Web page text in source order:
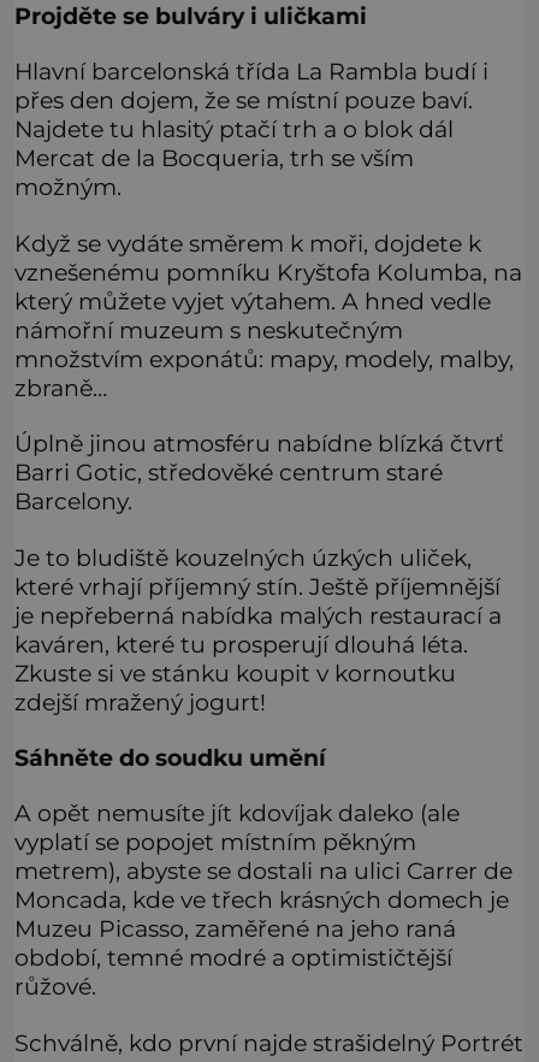
Projděte se bulváry i uličkami
Hlavní barcelonská třída La Rambla budí i
přes den dojem, že se místní pouze baví.
Najdete tu hlasitý ptačí trh a o blok dál
Mercat de la Bocqueria, trh se vším
možným.
Když se vydáte směrem k moři, dojdete k
vznešenému pomníku Kryštofa Kolumba, na
který můžete vyjet výtahem. A hned vedle
námořní muzeum s neskutečným
množstvím exponátů: mapy, modely, malby,
zbraně…
Úplně jinou atmosféru nabídne blízká čtvrť
Barri Gotic, středověké centrum staré
Barcelony.
Je to bludiště kouzelných úzkých uliček,
které vrhají příjemný stín. Ještě příjemnější
je nepřeberná nabídka malých restaurací a
kaváren, které tu prosperují dlouhá léta.
Zkuste si ve stánku koupit v kornoutku
zdejší mražený jogurt!
Sáhněte do soudku umění
A opět nemusíte jít kdovíjak daleko (ale
vyplatí se popojet místním pěkným
metrem), abyste se dostali na ulici Carrer de
Moncada, kde ve třech krásných domech je
Muzeu Picasso, zaměřené na jeho raná
období, temné modré a optimističtější
růžové.
Schválně, kdo první najde strašidelný Portrét